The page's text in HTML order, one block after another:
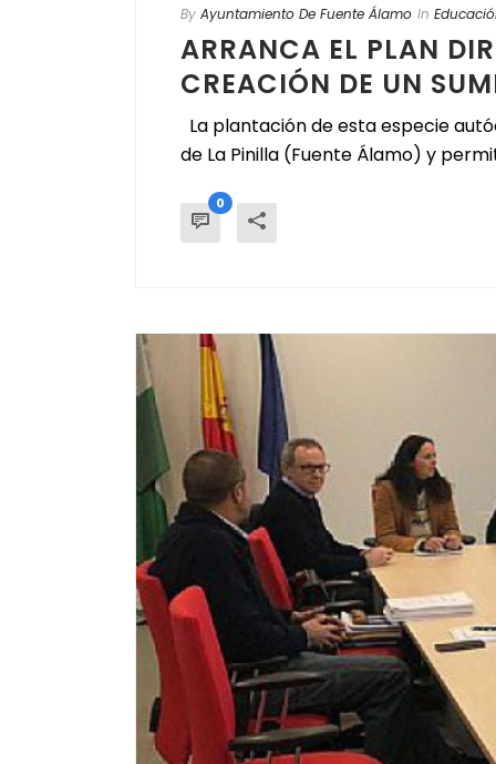
By Ayuntamiento De Fuente Álamo In
ARRANCA EL PLAN
CREACIÓN DE UN
La plantación de esta especie
de La Pinilla (Fuente Álamo) y
0